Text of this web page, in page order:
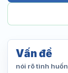
Vấn đề
nói rõ tình